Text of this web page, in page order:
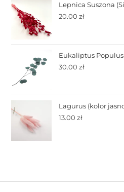
Lepnica Suszona
20.00zł
Eukaliptus Populus
30.00zł
Lagurus (kolor
13.00zł